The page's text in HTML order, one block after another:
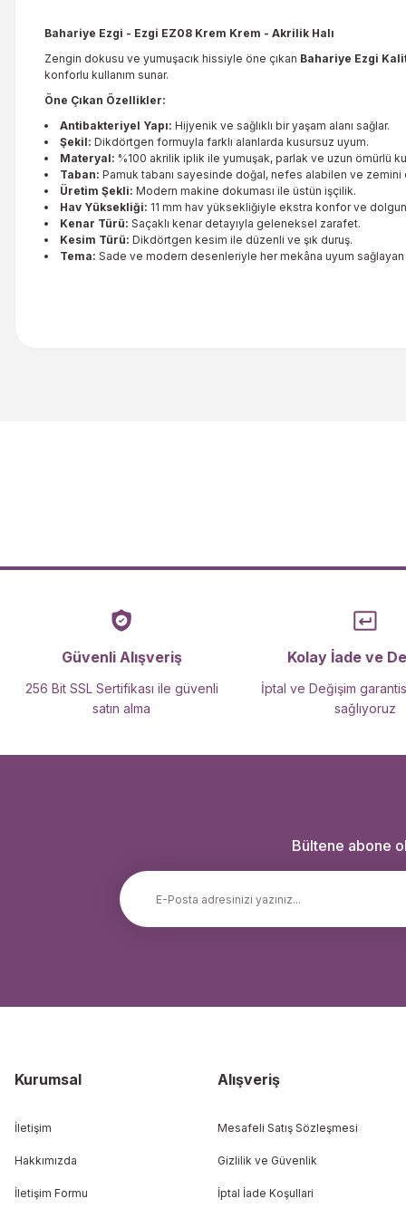
Bahariye Ezgi - Ezgi EZ08 Krem Krem - Akrilik Halı
Zengin dokusu ve yumuşacık hissiyle öne çıkan Bahariye Ezgi
konforlu kullanım sunar.
Öne Çıkan Özellikler:
Antibakteriyel Yapı: Hijyenik ve sağlıklı bir yaşam alanı sağlar.
Şekil: Dikdörtgen formuyla farklı alanlarda kusursuz uyum.
Materyal: %100 akrilik iplik ile yumuşak, parlak ve uzun ömürlü
Taban: Pamuk tabanı sayesinde doğal, nefes alabilen ve zemini
Üretim Şekli: Modern makine dokuması ile üstün işçilik.
Hav Yüksekliği: 11 mm hav yüksekliğiyle ekstra konfor ve
Kenar Türü: Saçaklı kenar detayıyla geleneksel zarafet.
Kesim Türü: Dikdörtgen kesim ile düzenli ve şık duruş.
Tema: Sade ve modern desenleriyle her mekâna uyum sağlayan
Güvenli Alışveriş
256 Bit SSL Sertifikası ile güvenli
satın alma
Kolay İade ve
İptal ve Değişim
sağlıyoruz
Bültene abone
Kurumsal
İletişim
Hakkımızda
İletişim Formu
Alışveriş
Mesafeli Satış Sözleşmesi
Gizlilik ve Güvenlik
İptal İade Koşullari